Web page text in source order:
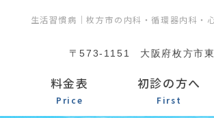
生活習慣病｜枚方市の内科・循環器内科・
〒573-1151 大阪府枚方市
料金表
Price
初診の方へ
First